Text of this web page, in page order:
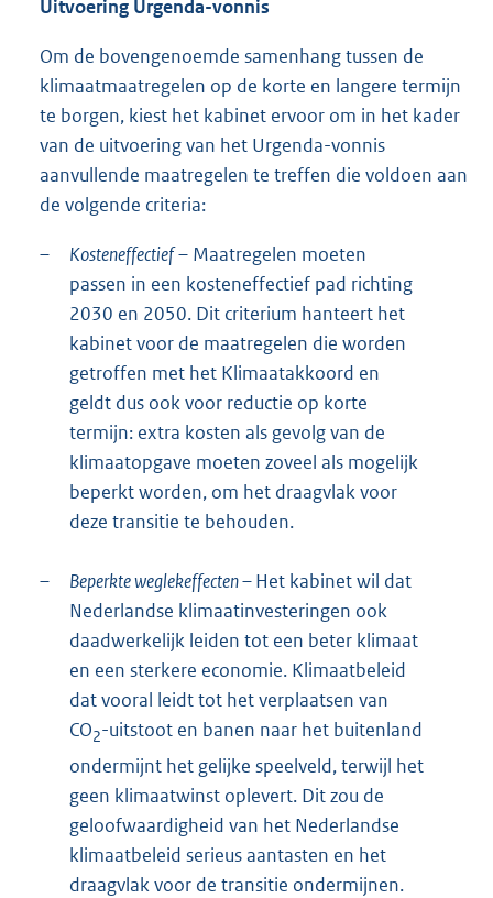
Uitvoering Urgenda-vonnis
Om de bovengenoemde samenhang tussen de
klimaatmaatregelen op de korte en langere termijn
te borgen, kiest het kabinet ervoor om in het kader
van de uitvoering van het Urgenda-vonnis
aanvullende maatregelen te treffen die voldoen aan
de volgende criteria:
– Kosteneffectief– Maatregelen moeten
passen in een kosteneffectief pad richting
2030 en 2050. Dit criterium hanteert het
kabinet voor de maatregelen die worden
getroffen met het Klimaatakkoord en
geldt dus ook voor reductie op korte
termijn: extra kosten als gevolg van de
klimaatopgave moeten zoveel als mogelijk
beperkt worden, om het draagvlak voor
deze transitie te behouden.
– Beperkte weglekeffecten –Het kabinet wil dat
Nederlandse klimaatinvesteringen ook
daadwerkelijk leiden tot een beter klimaat
en een sterkere economie. Klimaatbeleid
dat vooral leidt tot het verplaatsen van
CO2-uitstoot en banen naar het buitenland
ondermijnt het gelijke speelveld, terwijl het
geen klimaatwinst oplevert. Dit zou de
geloofwaardigheid van het Nederlandse
klimaatbeleid serieus aantasten en het
draagvlak voor de transitie ondermijnen.